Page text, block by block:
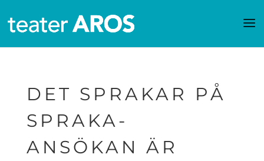
DET SPRAKAR PÅ
SPRAKA-
ANSÖKAN ÄR